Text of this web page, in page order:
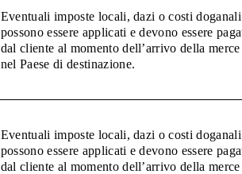
Eventuali imposte locali, dazi o costi doganali
possono essere applicati e devono essere
dal cliente al momento dell’arrivo della merce
nel Paese di destinazione.
Eventuali imposte locali, dazi o costi doganali
possono essere applicati e devono essere
dal cliente al momento dell’arrivo della merce